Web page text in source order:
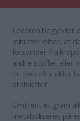
Leveren begynder
minutter efter, at
forsvinder fra
andre stoffer eller
er. Køn eller alder
stofskiftet.
Omtrent et gram
metaboliseres på